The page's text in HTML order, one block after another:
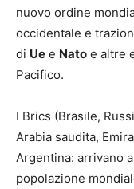
nuovo ordine
occidentale e
di Ue e Nato e altre
Pacifico.
I Brics (Brasile,
Arabia saudita,
Argentina: arrivano
popolazione